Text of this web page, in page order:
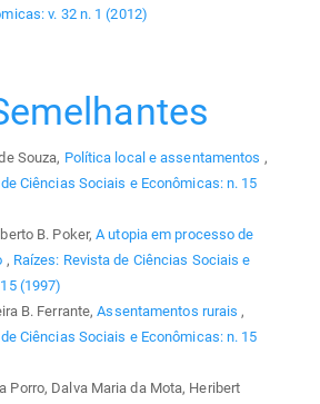
v. 32 n. 1 (2012)
Souza, Política local e assentamentos ,
Ciências Sociais e Econômicas: n. 15
B. Poker,A utopia em processo de
, Raízes: Revista de Ciências Sociais e
(1997)
B. Ferrante,Assentamentos rurais,
Ciências Sociais e Econômicas: n. 15
Porro, Dalva Maria da Mota, Heribert